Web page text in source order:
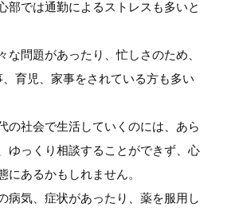
部では通勤によるストレスも多いと
な問題があったり、忙しさのため、
育児、家事をされている方も多い
の社会で生活していくのには、あら
ゆっくり相談することができず、心
にあるかもしれません。
病気、症状があったり、薬を服用し